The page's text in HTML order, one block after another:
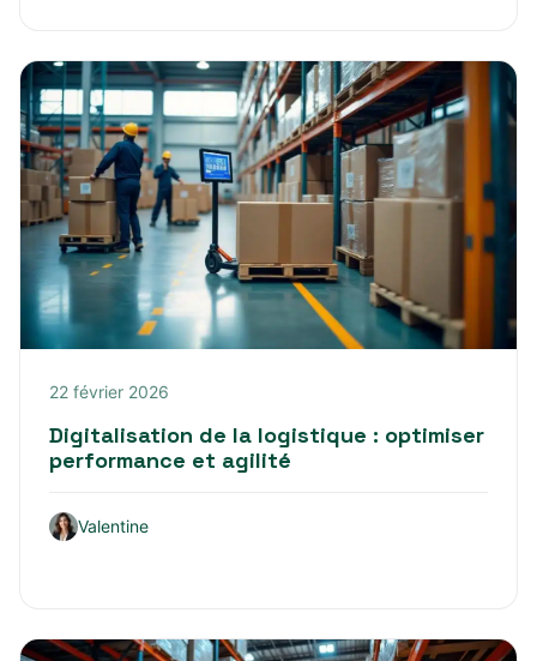
22 février 2026
Digitalisation de la logistique : optimiser
performance et agilité
Valentine